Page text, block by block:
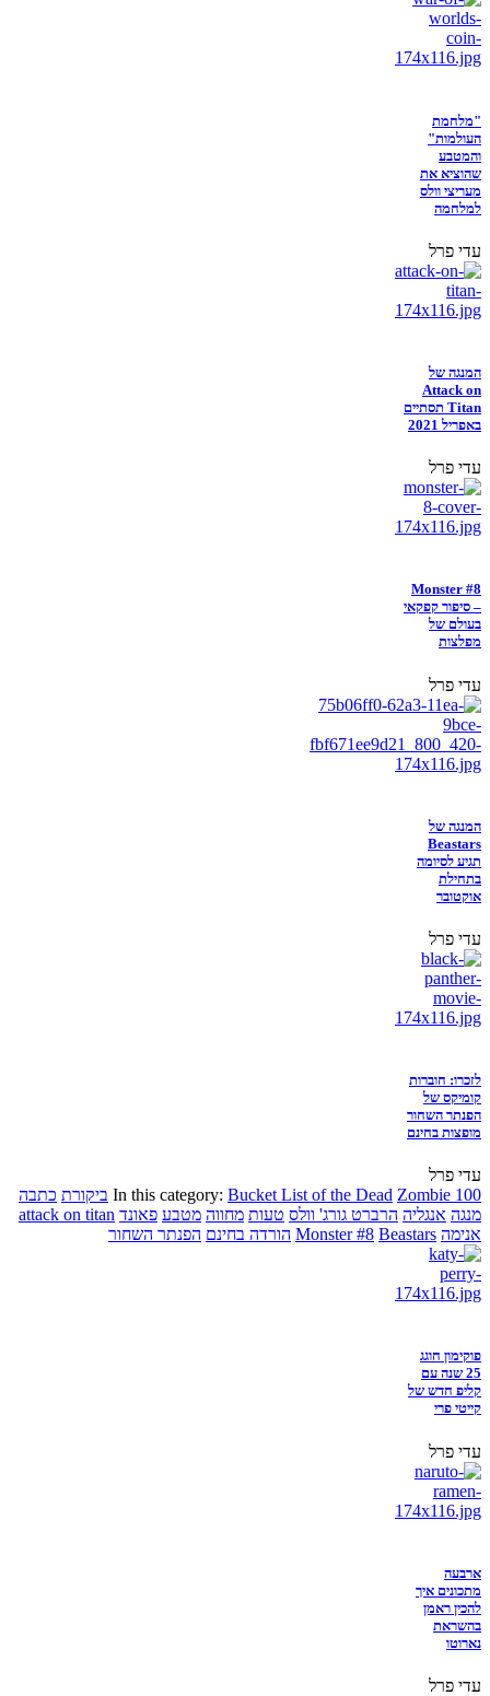
"מלחמת
העולמות"
והמטבע
שהוציא את
מעריצי וולס
למלחמה
עדי פרל
המנגה של
Attack on
Titan תסתיים
באפריל 2021
עדי פרל
Monster #8
– סיפור קפקאי
בעולם של
מפלצות
עדי פרל
המנגה של
Beastars
תגיע לסיומה
בתחילת
אוקטובר
עדי פרל
לזכרו: חוברות
קומיקס של
הפנתר השחור
מופצות בחינם
עדי פרל
In this category: Bucket List of the Dead Zombie 100 ביקורת כתבה
מנגה אנגליה הרברט גורג' וולס טעות מחווה מטבע פאונד attack on titan
אנימה
Monster #8 Beastars הורדה בחינם הפנתר השחור
פוקימון חוגג
25 שנה עם
קליפ חדש של
קייטי פרי
עדי פרל
ארבעה
מתכונים איך
להכין ראמן
בהשראת
נארוטו
עדי פרל